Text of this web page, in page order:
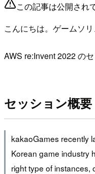
この記事は公開され
こんにちは。ゲームソ
AWS re:Invent 2022 の
セッション概要
kakaoGames recently
Korean game industry
right type of instances,